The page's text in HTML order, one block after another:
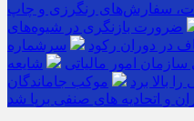
سفارش‌های رنگرزی و چاپ
ضرورت بازنگری در شیوه‌های
در دوران رکود
سرشماره «MALIAT»
امور مالیاتی
شایعه
بالا برد
موکب جاماندگان
و اتحادیه های صنفی برپا شد